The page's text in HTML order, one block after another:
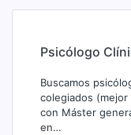
Psicólogo
Buscamos
colegiados
con Máster
en…